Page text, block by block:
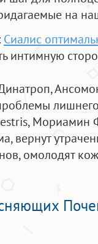
на
Сиалис
интимную
Мориамин
вернут
омолодят